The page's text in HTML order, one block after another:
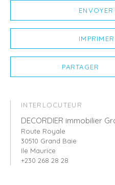
PARTAGER
INTERLOCUTEUR
DECORDIER immobilier
Route Royale
30510 Grand Baie
Ile Maurice
+230 268 28 28